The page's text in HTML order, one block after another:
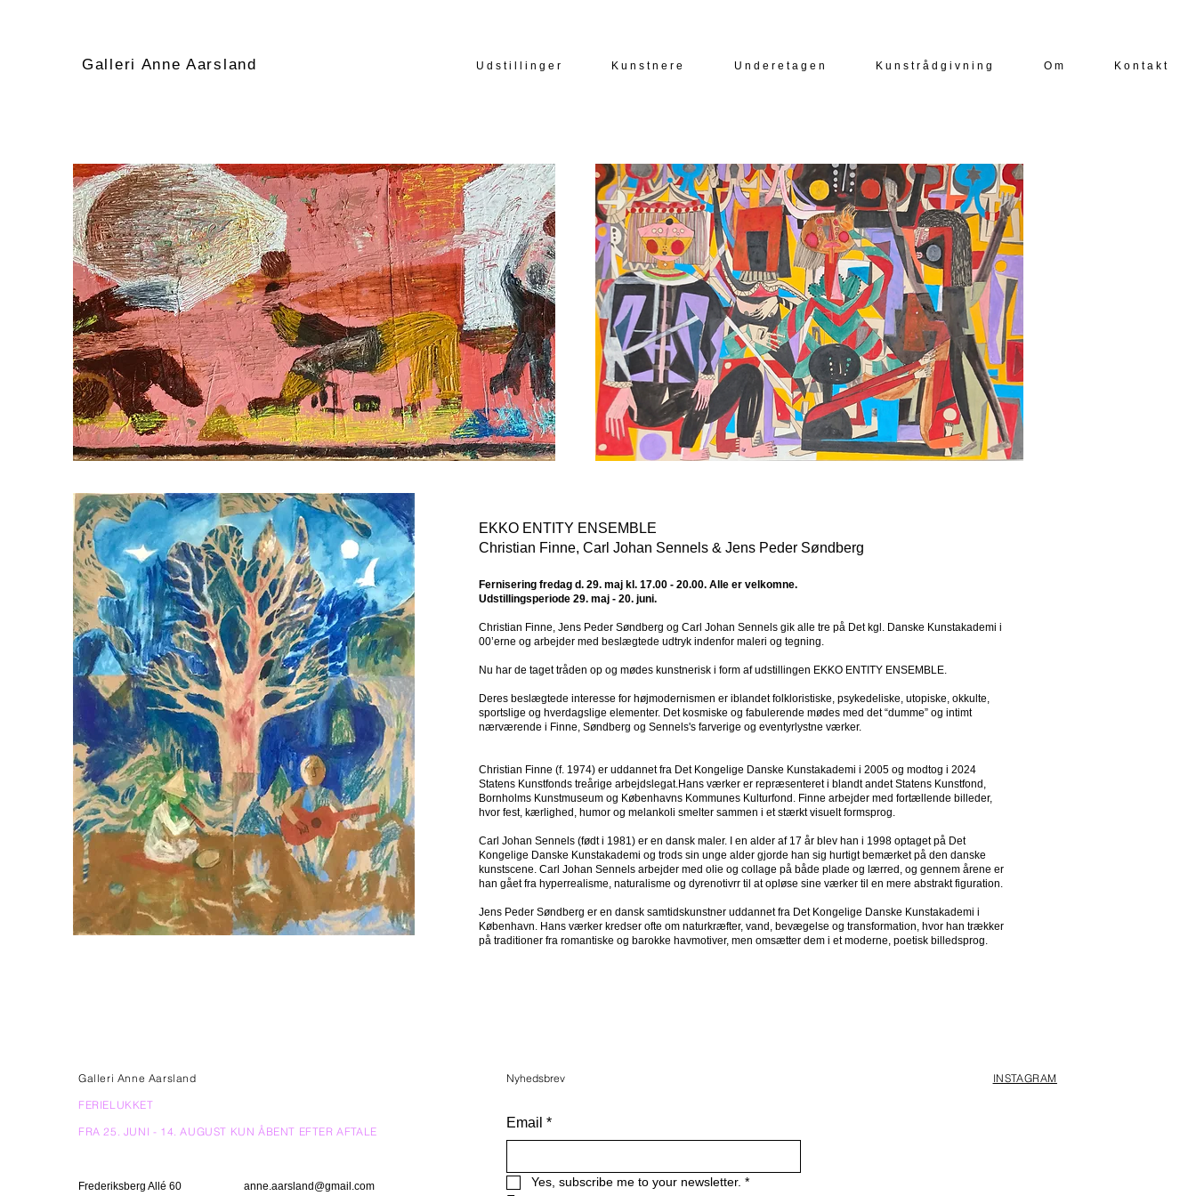
Galleri Anne Aarsland U d s t i l l i n g e r K u n s t n e r e U n d e r e t a g e n K u n s t r å d g i v n i n g O m K o n t a k t
EKKO ENTITY ENSEMBLE
Christian Finne, Carl Johan Sennels & Jens Peder Søndberg
Fernisering fredag d. 29. maj kl. 17.00 - 20.00. Alle er velkomne.
Udstillingsperiode 29. maj - 20. juni.
Christian Finne, Jens Peder Søndberg og Carl Johan Sennels gik alle tre på Det kgl. Danske Kunstakademi i
00’erne og arbejder med beslægtede udtryk indenfor maleri og tegning.
Nu har de taget tråden op og mødes kunstnerisk i form af udstillingen EKKO ENTITY ENSEMBLE.
Deres beslægtede interesse for højmodernismen er iblandet folkloristiske, psykedeliske, utopiske, okkulte,
sportslige og hverdagslige elementer. Det kosmiske og fabulerende mødes med det “dumme” og intimt
nærværende i Finne, Søndberg og Sennels's farverige og eventyrlystne værker.
Christian Finne (f. 1974) er uddannet fra Det Kongelige Danske Kunstakademi i 2005 og modtog i 2024
Statens Kunstfonds treårige arbejdslegat.Hans værker er repræsenteret i blandt andet Statens Kunstfond,
Bornholms Kunstmuseum og Københavns Kommunes Kulturfond. Finne arbejder med fortællende billeder,
hvor fest, kærlighed, humor og melankoli smelter sammen i et stærkt visuelt formsprog.
Carl Johan Sennels (født i 1981) er en dansk maler. I en alder af 17 år blev han i 1998 optaget på Det
Kongelige Danske Kunstakademi og trods sin unge alder gjorde han sig hurtigt bemærket på den danske
kunstscene. Carl Johan Sennels arbejder med olie og collage på både plade og lærred, og gennem årene er
han gået fra hyperrealisme, naturalisme og dyrenotivrr til at opløse sine værker til en mere abstrakt figuration.
Jens Peder Søndberg er en dansk samtidskunstner uddannet fra Det Kongelige Danske Kunstakademi i
København. Hans værker kredser ofte om naturkræfter, vand, bevægelse og transformation, hvor han trækker
på traditioner fra romantiske og barokke havmotiver, men omsætter dem i et moderne, poetisk billedsprog.
Galleri Anne Aarsland
FERIELUKKET
FRA 25. JUNI - 14. AUGUST KUN ÅBENT EFTER AFTALE
Frederiksberg Allé 60 anne.aarsland@gmail.com
Nyhedsbrev
Email *
Yes, subscribe me to your newsletter. *
INSTAGRAM